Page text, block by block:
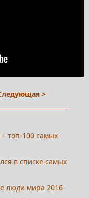
>
топ-100 самых
в списке самых
люди мира 2016